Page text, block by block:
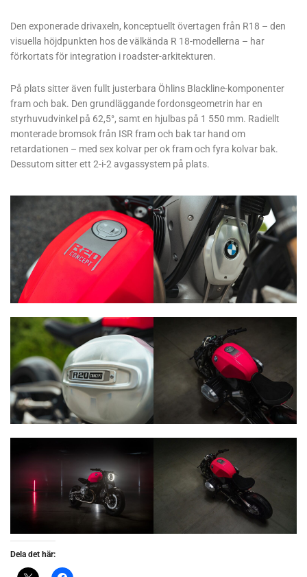
Den exponerade drivaxeln, konceptuellt övertagen från R18 – den
visuella höjdpunkten hos de välkända R 18-modellerna – har
förkortats för integration i roadster-arkitekturen.
På plats sitter även fullt justerbara Öhlins Blackline-komponenter
fram och bak. Den grundläggande fordonsgeometrin har en
styrhuvudvinkel på 62,5°, samt en hjulbas på 1 550 mm. Radiellt
monterade bromsok från ISR fram och bak tar hand om
retardationen – med sex kolvar per ok fram och fyra kolvar bak.
Dessutom sitter ett 2-i-2 avgassystem på plats.
Dela det här: